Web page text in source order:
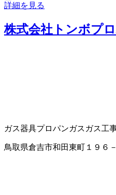
詳細を見る
株式会社トンボプ
ガス器具プロパンガス ガス工
鳥取県倉吉市和田東町１９６－